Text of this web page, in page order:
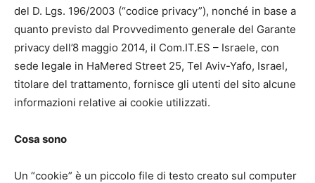
del D. Lgs. 196/2003 (“codice privacy”), nonché in base a
quanto previsto dal Provvedimento generale del Garante
privacy dell’8 maggio 2014, il Com.IT.ES – Israele, con
sede legale in HaMered Street 25, Tel Aviv-Yafo, Israel,
titolare del trattamento, fornisce gli utenti del sito alcune
informazioni relative ai cookie utilizzati.
Cosa sono
Un “cookie” è un piccolo file di testo creato sul computer